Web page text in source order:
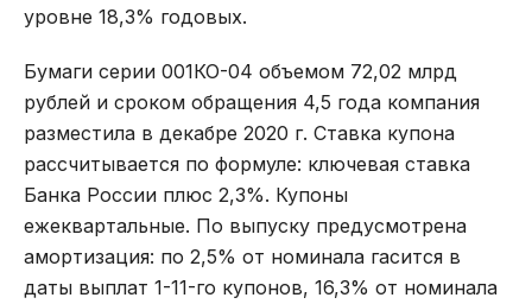
уровне 18,3% годовых.
Бумаги серии 001КО-04 объемом 72,02 млрд
рублей и сроком обращения 4,5 года компания
разместила в декабре 2020 г. Ставка купона
рассчитывается по формуле: ключевая ставка
Банка России плюс 2,3%. Купоны
ежеквартальные. По выпуску предусмотрена
амортизация: по 2,5% от номинала гасится в
даты выплат 1-11-го купонов, 16,3% от номинала